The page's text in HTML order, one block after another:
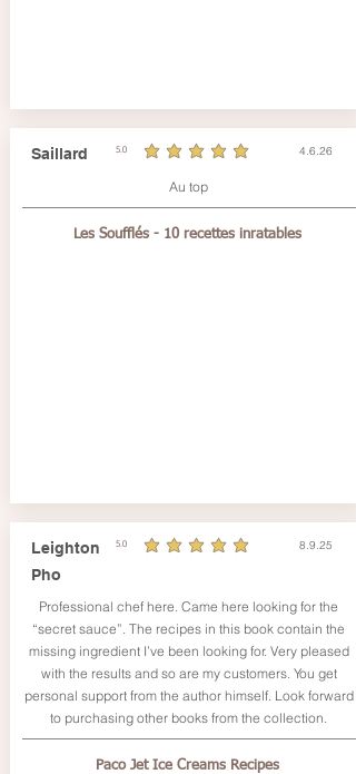
Saillard 5.0
durchschnittliches Rating ist 5 von 5 4.6.26
Au top
Les Soufflés - 10 recettes inratables
Leighton
Pho
5.0
durchschnittliches Rating ist 5 von 5 8.9.25
Professional chef here. Came here looking for the
“secret sauce”. The recipes in this book contain the
missing ingredient I’ve been looking for. Very pleased
with the results and so are my customers. You get
personal support from the author himself. Look forward
to purchasing other books from the collection.
Paco Jet Ice Creams Recipes